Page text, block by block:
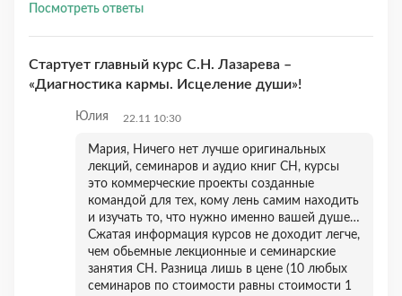
Посмотреть ответы
Стартует главный курс С.Н. Лазарева –
«Диагностика кармы. Исцеление души»!
Юлия 22.11 10:30
Мария, Ничего нет лучше оригинальных
лекций, семинаров и аудио книг СН, курсы
это коммерческие проекты созданные
командой для тех, кому лень самим находить
и изучать то, что нужно именно вашей душе…
Сжатая информация курсов не доходит легче,
чем обьемные лекционные и семинарские
занятия СН. Разница лишь в цене (10 любых
семинаров по стоимости равны стоимости 1